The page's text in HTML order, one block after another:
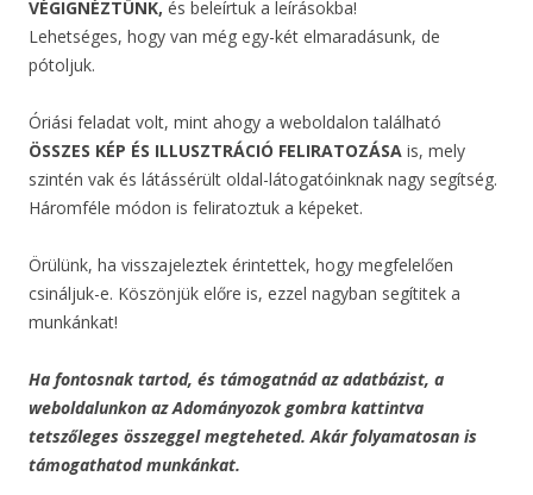
VÉGIGNÉZTÜNK, és beleírtuk a leírásokba!
Lehetséges, hogy van még egy-két elmaradásunk, de
pótoljuk.
Óriási feladat volt, mint ahogy a weboldalon található
ÖSSZES KÉP ÉS ILLUSZTRÁCIÓ FELIRATOZÁSA is, mely
szintén vak és látássérült oldal-látogatóinknak nagy segítség.
Háromféle módon is feliratoztuk a képeket.
Örülünk, ha visszajeleztek érintettek, hogy megfelelően
csináljuk-e. Köszönjük előre is, ezzel nagyban segítitek a
munkánkat!
Ha fontosnak tartod, és támogatnád az adatbázist, a
weboldalunkon az Adományozok gombra kattintva
tetszőleges összeggel megteheted. Akár folyamatosan is
támogathatod munkánkat.